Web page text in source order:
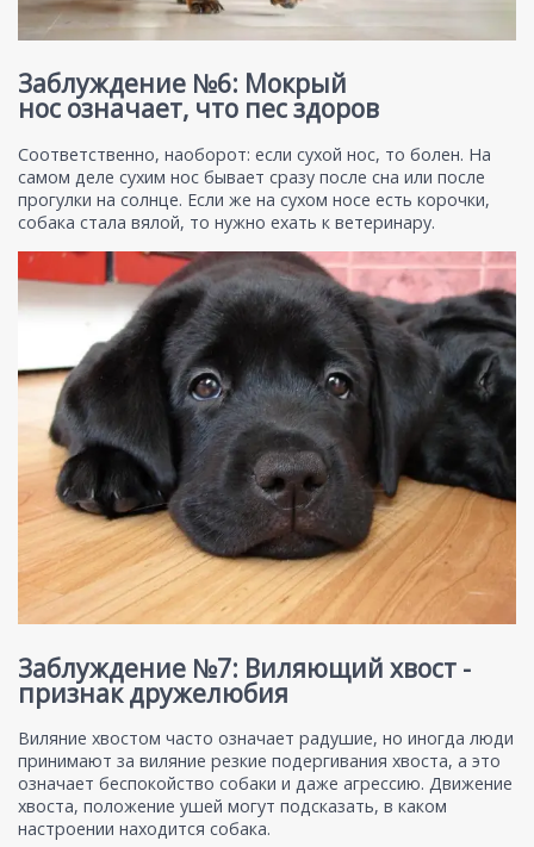
Заблуждение №6: Мокрый
нос означает, что пес здоров
Соответственно, наоборот: если сухой нос, то болен. На
самом деле сухим нос бывает сразу после сна или после
прогулки на солнце. Если же на сухом носе есть корочки,
собака стала вялой, то нужно ехать к ветеринару.
Заблуждение №7: Виляющий хвост -
признак дружелюбия
Виляние хвостом часто означает радушие, но иногда люди
принимают за виляние резкие подергивания хвоста, а это
означает беспокойство собаки и даже агрессию. Движение
хвоста, положение ушей могут подсказать, в каком
настроении находится собака.